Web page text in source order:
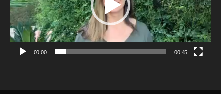
00:00 00:45